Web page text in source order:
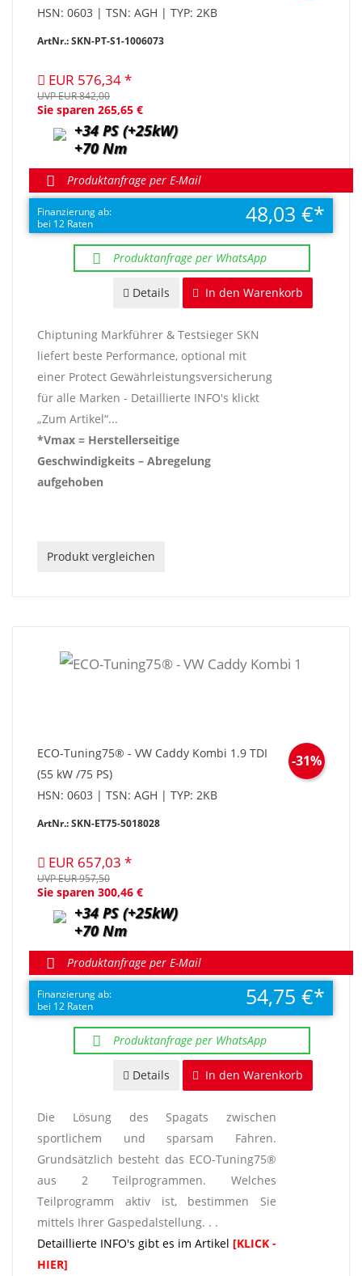
HSN: 0603 | TSN: AGH | TYP: 2KB
ArtNr.: SKN-PT-S1-1006073
EUR 576,34
UVP EUR 842,00
Sie sparen 265,65 €
+34 PS (+25kW)
+70 Nm
Produktanfrage per E-Mail
Finanzierung ab:
bei 12 Raten
48,03 €
Produktanfrage per WhatsApp
In den Warenkorb
Details
Chiptuning Markführer & Testsieger SKN
liefert beste Performance, optional mit
einer Protect Gewährleistungsversicherung
für alle Marken - Detaillierte INFO's klickt
„Zum Artikel“...
*Vmax = Herstellerseitige
Geschwindigkeits – Abregelung
aufgehoben
Produkt vergleichen
ECO-Tuning75® - VW Caddy Kombi 1.9 TDI
(55 kW /75 PS)
HSN: 0603 | TSN: AGH | TYP: 2KB
ArtNr.: SKN-ET75-5018028
EUR 657,03
-31%
UVP EUR 957,50
Sie sparen 300,46 €
+34 PS (+25kW)
+70 Nm
Produktanfrage per E-Mail
Finanzierung ab:
bei 12 Raten
54,75 €
Produktanfrage per WhatsApp
In den Warenkorb
Details
Die Lösung des Spagats zwischen
sportlichem und sparsam Fahren.
Grundsätzlich besteht das ECO-Tuning75®
aus 2 Teilprogrammen. Welches
Teilprogramm aktiv ist, bestimmen Sie
mittels Ihrer Gaspedalstellung. . .
Detaillierte INFO's gibt es im Artikel [KLICK -
HIER]